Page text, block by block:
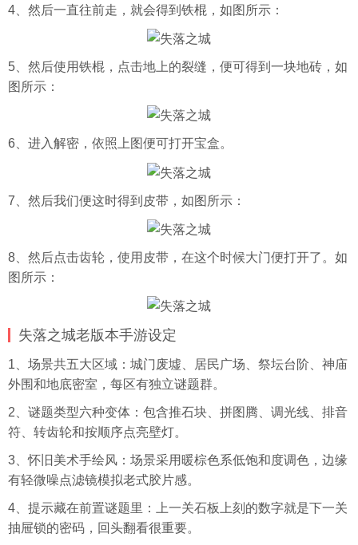
4、然后一直往前走，就会得到铁棍，如图所示：
5、然后使用铁棍，点击地上的裂缝，便可得到一块地砖，如
图所示：
6、进入解密，依照上图便可打开宝盒。
7、然后我们便这时得到皮带，如图所示：
8、然后点击齿轮，使用皮带，在这个时候大门便打开了。如
图所示：
失落之城老版本手游设定
1、场景共五大区域：城门废墟、居民广场、祭坛台阶、神庙
外围和地底密室，每区有独立谜题群。
2、谜题类型六种变体：包含推石块、拼图腾、调光线、排音
符、转齿轮和按顺序点亮壁灯。
3、怀旧美术手绘风：场景采用暖棕色系低饱和度调色，边缘
有轻微噪点滤镜模拟老式胶片感。
4、提示藏在前置谜题里：上一关石板上刻的数字就是下一关
抽屉锁的密码，回头翻看很重要。